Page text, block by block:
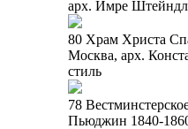
арх. Имре
80 Храм Христа
Москва, арх.
стиль
78
Пьюджин 1840-